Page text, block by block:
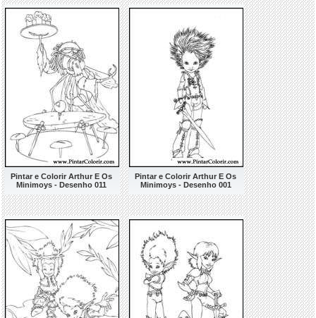
Pintar e Colorir Arthur E Os
Minimoys - Desenho 011
Pintar e Colorir Arthur E Os
Minimoys - Desenho 001